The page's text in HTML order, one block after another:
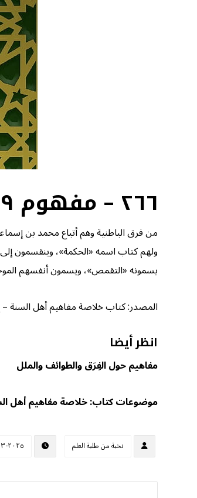
٢٦٦ – مفهوم ١٩: الدروز
من فرق الباطنية وهم أتباع محمد بن
ولهم كتاب اسمه «الحكمة»، وينقسمون
يسمونه «التقمص»، ويسمون أنفسهم
المصدر: كتاب خلاصة مفاهيم أهل السنة –
انظر أيضا
مفاهيم حول الفِرَق والطوائف والملل
موضوعات كتاب: خلاصة مفاهيم أهل
نخبة من طلبة العلم ٢٠٢٥-٠٣-٢٣